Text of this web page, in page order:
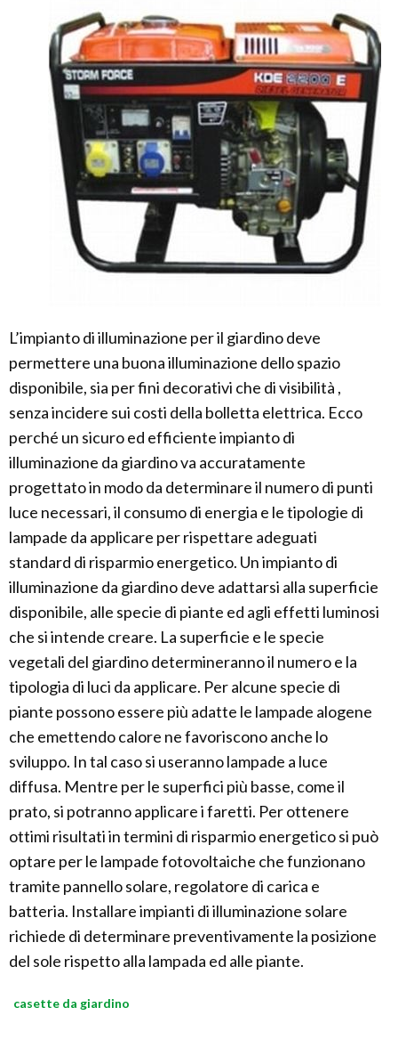
L’impianto di illuminazione per il giardino deve
permettere una buona illuminazione dello spazio
disponibile, sia per fini decorativi che di visibilità ,
senza incidere sui costi della bolletta elettrica. Ecco
perché un sicuro ed efficiente impianto di
illuminazione da giardino va accuratamente
progettato in modo da determinare il numero di punti
luce necessari, il consumo di energia e le tipologie di
lampade da applicare per rispettare adeguati
standard di risparmio energetico. Un impianto di
illuminazione da giardino deve adattarsi alla superficie
disponibile, alle specie di piante ed agli effetti luminosi
che si intende creare. La superficie e le specie
vegetali del giardino determineranno il numero e la
tipologia di luci da applicare. Per alcune specie di
piante possono essere più adatte le lampade alogene
che emettendo calore ne favoriscono anche lo
sviluppo. In tal caso si useranno lampade a luce
diffusa. Mentre per le superfici più basse, come il
prato, si potranno applicare i faretti. Per ottenere
ottimi risultati in termini di risparmio energetico si può
optare per le lampade fotovoltaiche che funzionano
tramite pannello solare, regolatore di carica e
batteria. Installare impianti di illuminazione solare
richiede di determinare preventivamente la posizione
del sole rispetto alla lampada ed alle piante.
casette da giardino